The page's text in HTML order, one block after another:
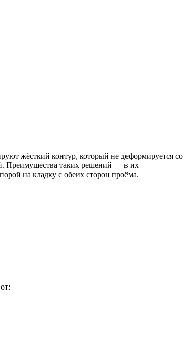
жёсткий контур, который не деформируется со
Преимущества таких решений — в их
на кладку с обеих сторон проёма.